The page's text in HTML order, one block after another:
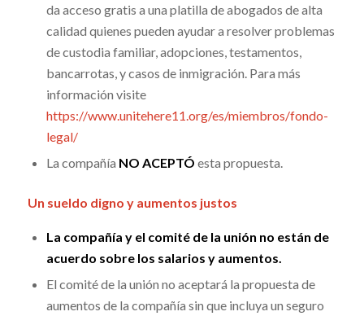
da acceso gratis a una platilla de abogados de alta
calidad quienes pueden ayudar a resolver problemas
de custodia familiar, adopciones, testamentos,
bancarrotas, y casos de inmigración. Para más
información visite
https://www.unitehere11.org/es/miembros/fondo-
legal/
La compañía NO ACEPTÓ esta propuesta.
Un sueldo digno y aumentos justos
La compañía y el comité de la unión no están de
acuerdo sobre los salarios y aumentos.
El comité de la unión no aceptará la propuesta de
aumentos de la compañía sin que incluya un seguro